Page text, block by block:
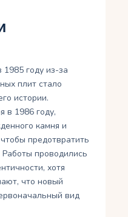
году из-за
плит стало
истории.
в 1986 году,
камня и
предотвратить
проводились
хотя
что новый
вид